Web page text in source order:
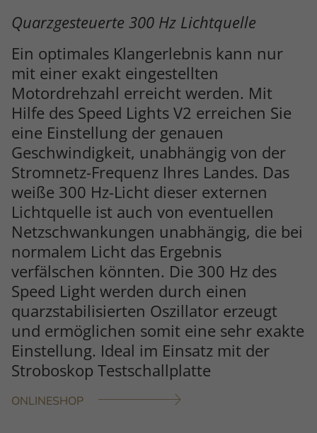
Quarzgesteuerte 300 Hz Lichtquelle
Ein optimales Klangerlebnis kann nur
mit einer exakt eingestellten
Motordrehzahl erreicht werden. Mit
Hilfe des Speed Lights V2 erreichen Sie
eine Einstellung der genauen
Geschwindigkeit, unabhängig von der
Stromnetz-Frequenz Ihres Landes. Das
weiße 300 Hz-Licht dieser externen
Lichtquelle ist auch von eventuellen
Netzschwankungen unabhängig, die bei
normalem Licht das Ergebnis
verfälschen könnten. Die 300 Hz des
Speed Light werden durch einen
quarzstabilisierten Oszillator erzeugt
und ermöglichen somit eine sehr exakte
Einstellung. Ideal im Einsatz mit der
Stroboskop Testschallplatte
ONLINESHOP